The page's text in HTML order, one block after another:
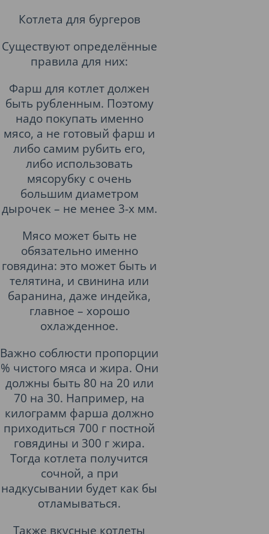
Котлета для бургеров
Существуют определённые
правила для них:
Фарш для котлет должен
быть рубленным. Поэтому
надо покупать именно
мясо, а не готовый фарш и
либо самим рубить его,
либо использовать
мясорубку с очень
большим диаметром
дырочек – не менее 3-х мм.
Мясо может быть не
обязательно именно
говядина: это может быть и
телятина, и свинина или
баранина, даже индейка,
главное – хорошо
охлажденное.
Важно соблюсти пропорции
% чистого мяса и жира. Они
должны быть 80 на 20 или
70 на 30. Например, на
килограмм фарша должно
приходиться 700 г постной
говядины и 300 г жира.
Тогда котлета получится
сочной, а при
надкусывании будет как бы
отламываться.
Также вкусные котлеты